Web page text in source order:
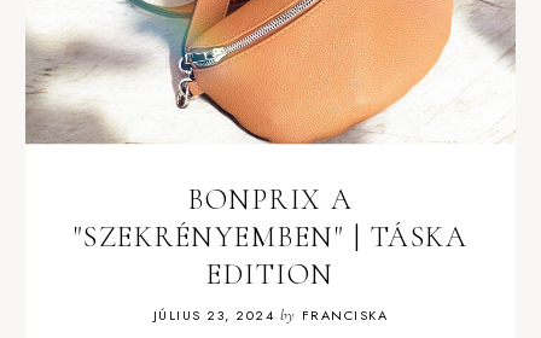
BONPRIX A
"SZEKRÉNYEMBEN" | TÁSKA
EDITION
JÚLIUS 23, 2024 by FRANCISKA